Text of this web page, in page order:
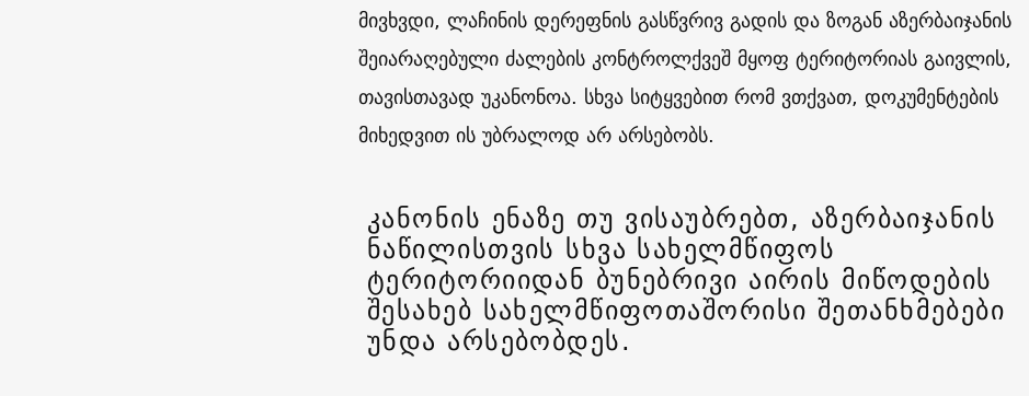
მივხვდი, ლაჩინის დერეფნის გასწვრივ გადის და ზოგან აზერბაიჯანის
შეიარაღებული ძალების კონტროლქვეშ მყოფ ტერიტორიას გაივლის,
თავისთავად უკანონოა. სხვა სიტყვებით რომ ვთქვათ, დოკუმენტების
მიხედვით ის უბრალოდ არ არსებობს.
კანონის ენაზე თუ ვისაუბრებთ, აზერბაიჯანის
ნაწილისთვის სხვა სახელმწიფოს
ტერიტორიიდან ბუნებრივი აირის მიწოდების
შესახებ სახელმწიფოთაშორისი შეთანხმებები
უნდა არსებობდეს.